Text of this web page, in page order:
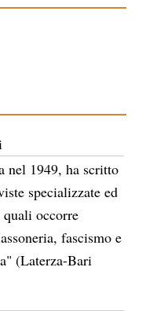
nel 1949, ha scritto
specializzate ed
occorre
fascismo e
(Laterza-Bari